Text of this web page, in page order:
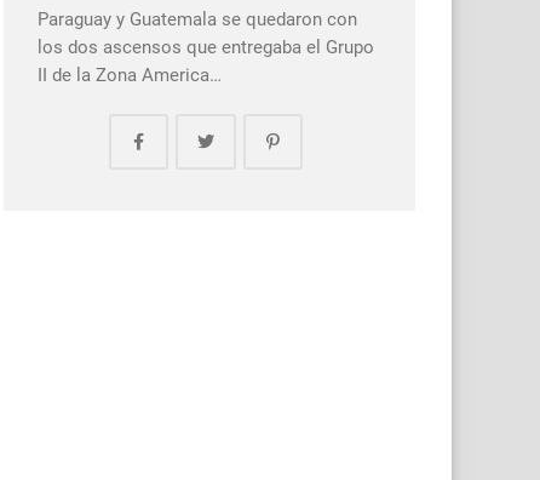
Paraguay y Guatemala se quedaron con
los dos ascensos que entregaba el Grupo
II de la Zona America…